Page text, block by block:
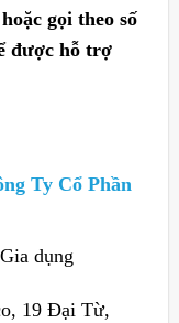
hoặc gọi theo số
được hỗ trợ
Ty Cổ Phần
dụng
19 Đại Từ,